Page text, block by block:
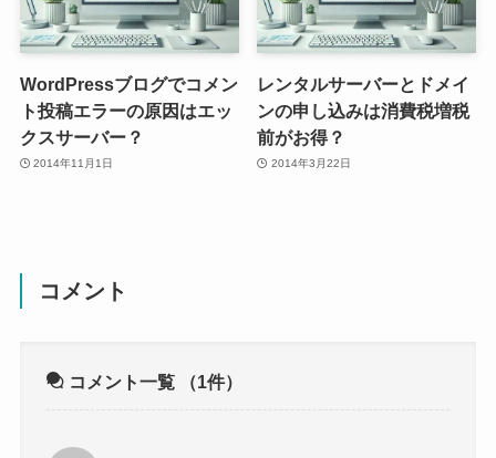
WordPressブログでコメン
ト投稿エラーの原因はエッ
クスサーバー？
2014年11月1日
レンタルサーバーとドメイ
ンの申し込みは消費税増税
前がお得？
2014年3月22日
コメント
コメント一覧 （1件）